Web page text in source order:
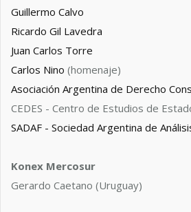
Guillermo Calvo
Ricardo Gil Lavedra
Juan Carlos Torre
Carlos Nino (homenaje)
Asociación Argentina de Derecho
CEDES - Centro de Estudios de
SADAF - Sociedad Argentina de
Konex Mercosur
Gerardo Caetano (Uruguay)